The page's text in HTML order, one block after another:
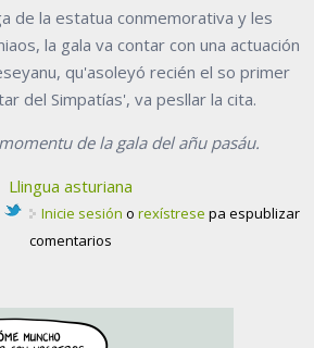
de la estatua conmemorativa y les
la gala va contar con una actuación
qu'asoleyó recién el so primer
del Simpatías', va pesllar la cita.
de la gala del añu pasáu.
Llingua asturiana
Inicie sesión o rexístrese pa espublizar
comentarios